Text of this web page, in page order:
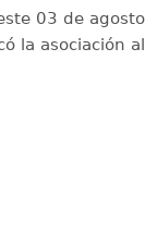
03 de agosto
la asociación al